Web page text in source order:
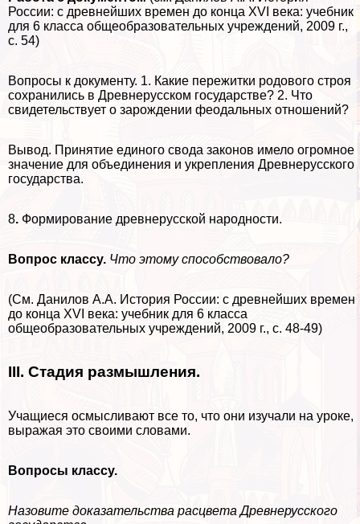
России: с древнейших времен до конца XVI века: учебник
для 6 класса общеобразовательных учреждений, 2009 г.,
с. 54)
Вопросы к документу. 1. Какие пережитки родового строя
сохранились в Древнерусском государстве? 2. Что
свидетельствует о зарождении феодальных отношений?
Вывод. Принятие единого свода законов имело огромное
значение для объединения и укрепления Древнерусского
государства.
8. Формирование древнерусской народности.
Вопрос классу. Что этому способствовало?
(См. Данилов А.А. История России: с древнейших времен
до конца XVI века: учебник для 6 класса
общеобразовательных учреждений, 2009 г., с. 48-49)
III. Стадия размышления.
Учащиеся осмысливают все то, что они изучали на уроке,
выражая это своими словами.
Вопросы классу.
Назовите доказательства расцвета Древнерусского